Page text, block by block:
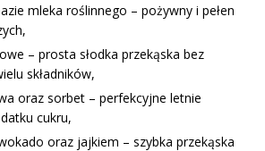
mleka roślinnego – pożywny i pełen
– prosta słodka przekąska bez
składników,
oraz sorbet – perfekcyjne letnie
cukru,
oraz jajkiem – szybka przekąska